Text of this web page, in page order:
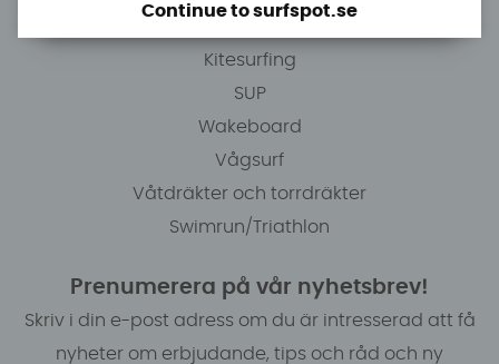
Kitesurfing
SUP
Wakeboard
Vågsurf
Våtdräkter och torrdräkter
Swimrun/Triathlon
Prenumerera på vår nyhetsbrev!
Skriv i din e-post adress om du är intresserad att få
nyheter om erbjudande, tips och råd och ny
Continue to surfspot.se